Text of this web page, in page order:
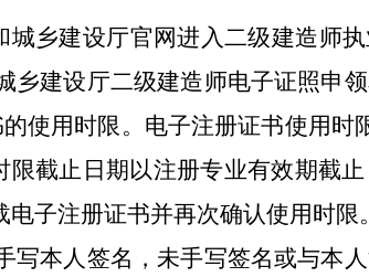
城乡建设厅官网进入二级建造师
乡建设厅二级建造师电子证照申
使用时限。 电子注册证书使用时
截止日期以注册专业有效期截
电子注册证书并再次确认使用时限。
写本人签名，未手写签名或与本